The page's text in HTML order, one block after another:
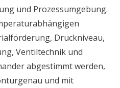
und Prozessumgebung.
Druckniveau,
Ventiltechnik und
abgestimmt werden,
und mit